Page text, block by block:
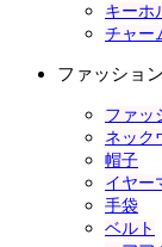
キーホ
チャー
ファッショ
ファッ
ネック
帽子
イヤー
手袋
ベルト